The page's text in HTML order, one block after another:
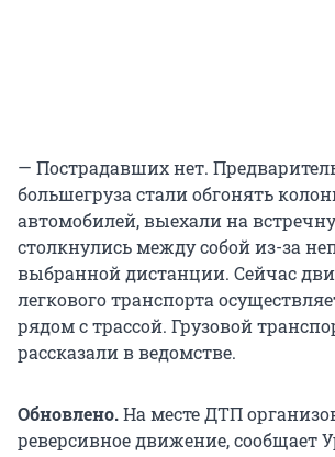
— Пострадавших нет.
большегруза стали обгонять
автомобилей, выехали на
столкнулись между собой из-за
выбранной дистанции. Сейчас
легкового транспорта
рядом с трассой. Грузовой
рассказали в ведомстве.
Обновлено.На месте ДТП
реверсивное движение, сообщает